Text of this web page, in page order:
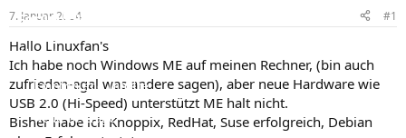
Forum
Aktuelles
Empfohlene Inhalte
Neue Beiträge
e
r
l
t
a
7. Januar 2004 #1
Hallo Linuxfan's
Ich habe noch Windows ME auf meinen Rechner, (bin auch
zufrieden-egal was andere sagen), aber neue Hardware wie
USB 2.0 (Hi-Speed) unterstützt ME halt nicht.
Bisher habe ich Knoppix, RedHat, Suse erfolgreich, Debian